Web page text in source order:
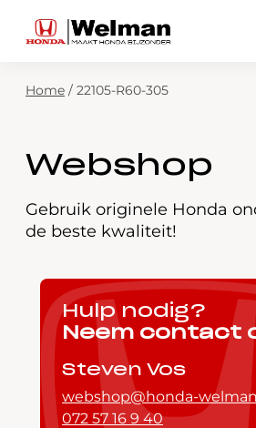
Modellen
Over ons
Webshop
Contact
Zoekfunctie
Plan
Mijn Honda
Home / 22105-R60-305
Webshop
Gebruik originele Honda
de beste kwaliteit!
Hulp nodig?
Neem contact
Steven Vos
webshop@honda-
072 57 16 9 40